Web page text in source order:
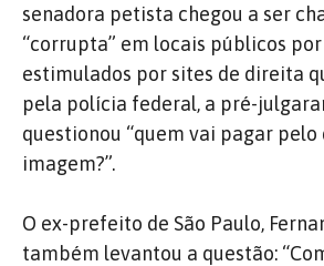
senadora petista chegou a ser
“corrupta” em locais públicos
estimulados por sites de direita
pela polícia federal, a pré-
questionou “quem vai pagar pelo
imagem?”.
O ex-prefeito de São Paulo,
também levantou a questão: